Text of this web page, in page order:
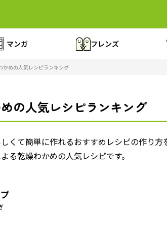
マンガ フレンズ
かめの人気レシピランキング
の人気レシピランキング
くて簡単に作れるおすすめレシピの作り方
乾燥わかめの人気レシピです。